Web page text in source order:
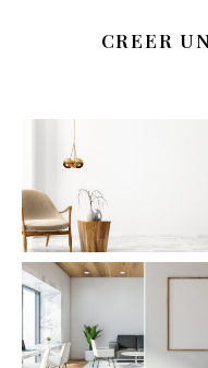
CREER